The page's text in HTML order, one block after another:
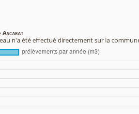
Ascarat
n'a été effectué directement sur la